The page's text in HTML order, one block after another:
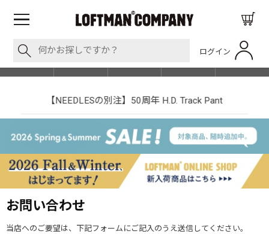
ログイン
SHOP LIST
【NEEDLESの別注】50周年 H.D. Track Pant
お問い合わせ
当店へのご要望は、下記フォームにご記入のうえ送信してください。